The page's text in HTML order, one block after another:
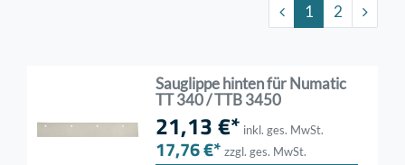
1 2
Sauglippe hinten für Numatic
TT 340 / TTB 3450
21,13 €* inkl. ges. MwSt.
17,76 €* zzgl. ges. MwSt.